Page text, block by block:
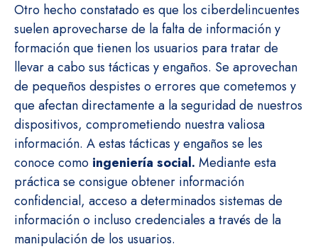
Otro hecho constatado es que los ciberdelincuentes
suelen aprovecharse de la falta de información y
formación que tienen los usuarios para tratar de
llevar a cabo sus tácticas y engaños. Se aprovechan
de pequeños despistes o errores que cometemos y
que afectan directamente a la seguridad de nuestros
dispositivos, comprometiendo nuestra valiosa
información. A estas tácticas y engaños se les
conoce como ingeniería social. Mediante esta
práctica se consigue obtener información
confidencial, acceso a determinados sistemas de
información o incluso credenciales a través de la
manipulación de los usuarios.